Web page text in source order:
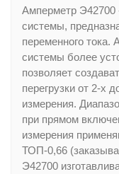
Амперметр Э42700
системы,
переменного тока.
системы более
позволяет
перегрузки от 2-х
измерения.
при прямом
измерения
ТОП-0,66
Э42700